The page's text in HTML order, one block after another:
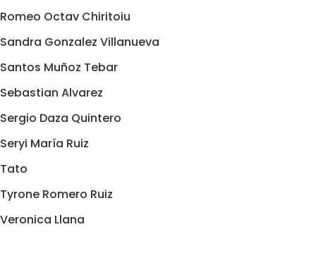
Romeo Octav Chiritoiu
Sandra Gonzalez Villanueva
Santos Muñoz Tebar
Sebastian Alvarez
Sergio Daza Quintero
Seryi María Ruiz
Tato
Tyrone Romero Ruiz
Veronica Llana